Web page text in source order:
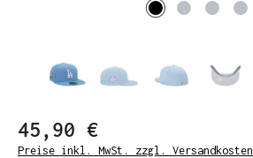
45,90 €
Preise inkl. MwSt. zzgl. Versandkosten